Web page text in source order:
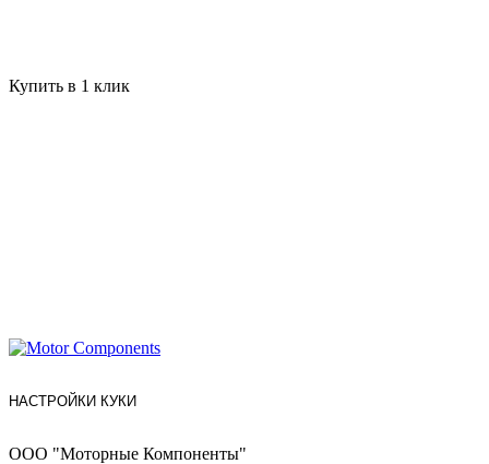
Купить в 1 клик
НАСТРОЙКИ КУКИ
ООО "Моторные Компоненты"